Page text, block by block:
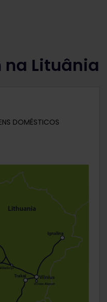
na Lituânia
DOMÉSTICOS